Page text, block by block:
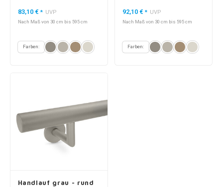
83,10 € * UVP
Nach Maß von 30 cm bis 595 cm
Farben:
92,10 € * UVP
Nach Maß von 30 cm bis 595 cm
Farben:
Handlauf grau - rund